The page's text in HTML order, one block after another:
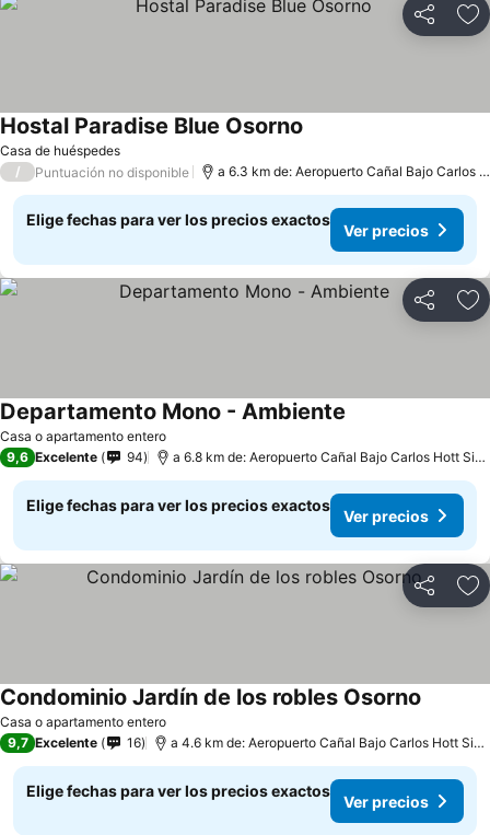
Compartir
Casa de huéspedes
Hostal Paradise Blue Osorno
/ Puntuación no disponible a 6.3 km de: Aeropuerto Cañal Bajo Carlos Hott Siebert
Elige fechas para ver los precios exactos
Ver precios
Compartir
Casa o apartamento entero
Departamento Mono - Ambiente
9,6 Excelente 94 a 6.8 km de: Aeropuerto Cañal Bajo Carlos Hott Siebert
Elige fechas para ver los precios exactos
Ver precios
Compartir
Casa o apartamento entero
Condominio Jardín de los robles Osorno
9,7 Excelente 16 a 4.6 km de: Aeropuerto Cañal Bajo Carlos Hott Siebert
Elige fechas para ver los precios exactos
Ver precios